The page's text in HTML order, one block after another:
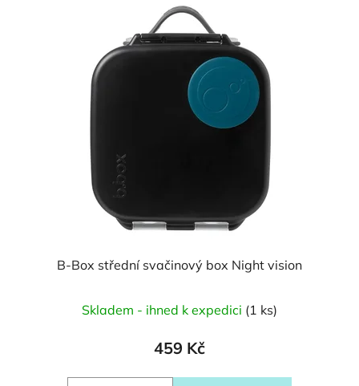
B-Box střední svačinový box Night vision
Skladem - ihned k expedici (1 ks)
459 Kč